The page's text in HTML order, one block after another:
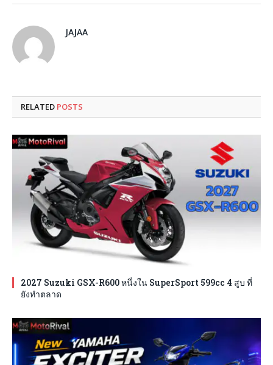
JAJAA
RELATED POSTS
2027 Suzuki GSX-R600 หนึ่งใน SuperSport 599cc 4 สูบ ที่
ยังทำตลาด